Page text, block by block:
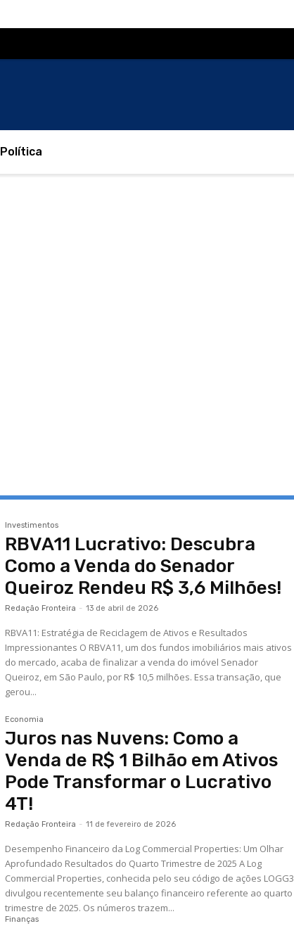
Política
Investimentos
RBVA11 Lucrativo: Descubra
Como a Venda do Senador
Queiroz Rendeu R$ 3,6 Milhões!
Redação Fronteira - 13 de abril de 2026
RBVA11: Estratégia de Reciclagem de Ativos e Resultados
Impressionantes O RBVA11, um dos fundos imobiliários mais ativos
do mercado, acaba de finalizar a venda do imóvel Senador
Queiroz, em São Paulo, por R$ 10,5 milhões. Essa transação, que
gerou...
Economia
Juros nas Nuvens: Como a
Venda de R$ 1 Bilhão em Ativos
Pode Transformar o Lucrativo
4T!
Redação Fronteira - 11 de fevereiro de 2026
Desempenho Financeiro da Log Commercial Properties: Um Olhar
Aprofundado Resultados do Quarto Trimestre de 2025 A Log
Commercial Properties, conhecida pelo seu código de ações LOGG3,
divulgou recentemente seu balanço financeiro referente ao quarto
trimestre de 2025. Os números trazem...
Finanças